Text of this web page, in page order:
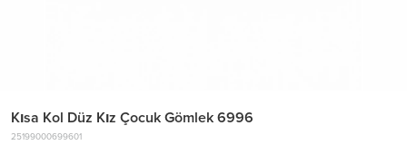
Kısa Kol Düz Kız Çocuk Gömlek 6996
25199000699601